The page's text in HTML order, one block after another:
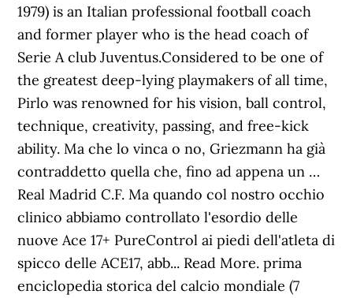
1979) is an Italian professional football coach
and former player who is the head coach of
Serie A club Juventus.Considered to be one of
the greatest deep-lying playmakers of all time,
Pirlo was renowned for his vision, ball control,
technique, creativity, passing, and free-kick
ability. Ma che lo vinca o no, Griezmann ha già
contraddetto quella che, fino ad appena un …
Real Madrid C.F. Ma quando col nostro occhio
clinico abbiamo controllato l'esordio delle
nuove Ace 17+ PureControl ai piedi dell'atleta di
spicco delle ACE17, abb... Read More. prima
enciclopedia storica del calcio mondiale (7